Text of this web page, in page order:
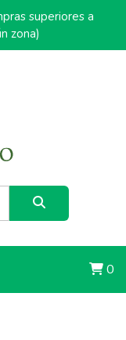
superiores a
zona)
0